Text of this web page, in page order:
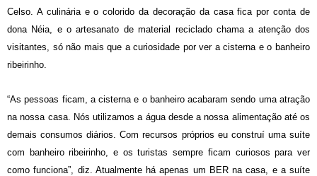
Celso. A culinária e o colorido da decoração da casa fica por conta de
dona Néia, e o artesanato de material reciclado chama a atenção dos
visitantes, só não mais que a curiosidade por ver a cisterna e o banheiro
ribeirinho.
“As pessoas ficam, a cisterna e o banheiro acabaram sendo uma atração
na nossa casa. Nós utilizamos a água desde a nossa alimentação até os
demais consumos diários. Com recursos próprios eu construí uma suíte
com banheiro ribeirinho, e os turistas sempre ficam curiosos para ver
como funciona”, diz. Atualmente há apenas um BER na casa, e a suíte